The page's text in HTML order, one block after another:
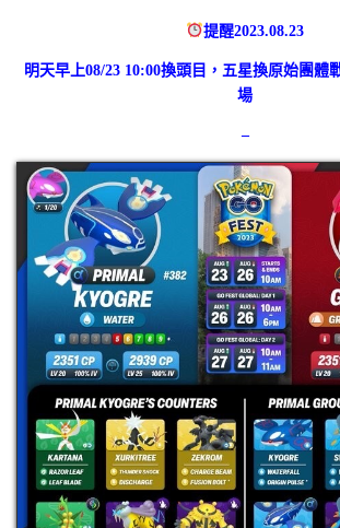
提醒2023.08.23
明天早上08/23 10:00換頭目，五星換原始團體
場
–